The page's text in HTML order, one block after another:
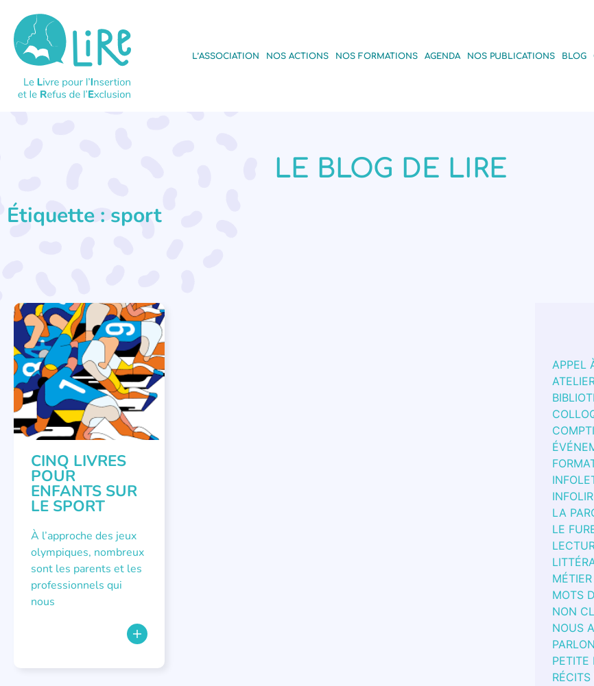
L’ASSOCIATION NOS ACTIONS NOS FORMATIONS AGENDA NOS PUBLICATIONS BLOG
LE BLOG DE LIRE
Étiquette : sport
LITTÉRATURE JEUNESSE
CINQ LIVRES
POUR
ENFANTS SUR
LE SPORT
À l’approche des jeux
olympiques, nombreux
sont les parents et les
professionnels qui
nous
APPEL
LA
LE
MOTS
NON
NOUS
PETITE